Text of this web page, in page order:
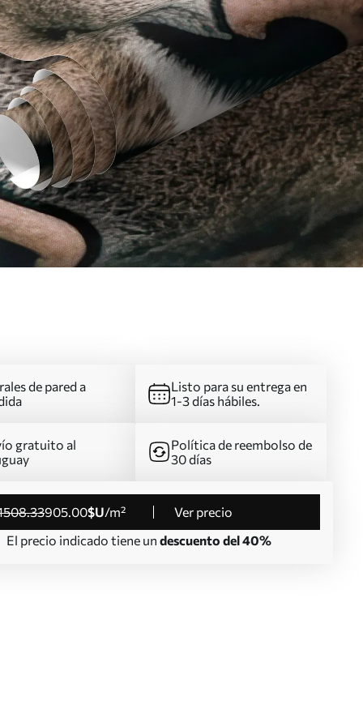
de pared a
Listo para su entrega en
1-3 días hábiles.
gratuito al
Política de reembolso de
30 días
.33905.00$U/m²
Ver precio
El precio indicado tiene un descuento del 40%